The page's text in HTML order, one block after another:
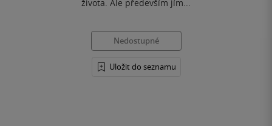
života. Ale především jím...
Nedostupné
Uložit do seznamu